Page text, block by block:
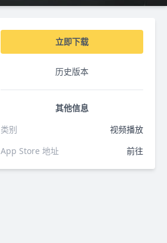
立即下载
历史版本
其他信息
类别
视频播放
App Store 地址
前往